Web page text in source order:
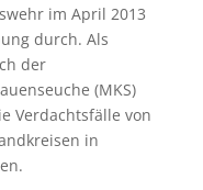
im April 2013
durch. Als
der
(MKS)
Verdachtsfälle von
in